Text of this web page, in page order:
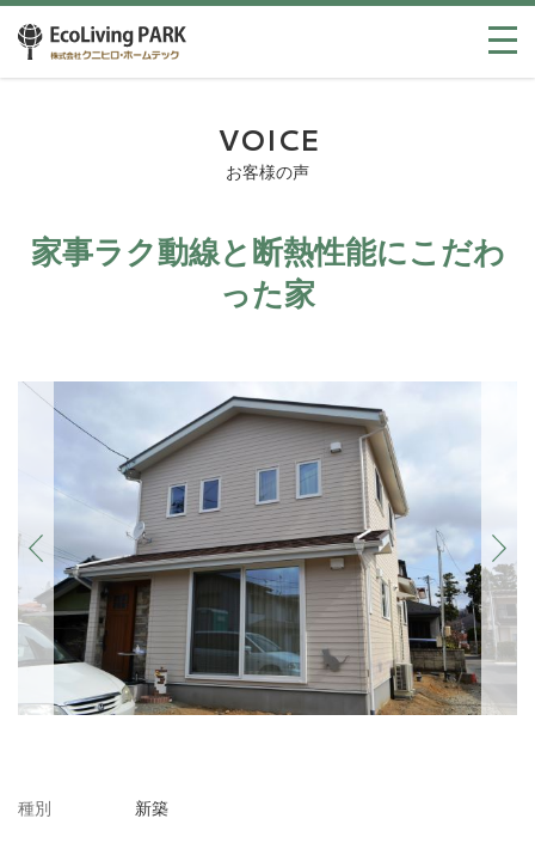
VOICE
お客様の声
家事ラク動線と断熱性能にこだわ
った家
Previous Next
種別 新築